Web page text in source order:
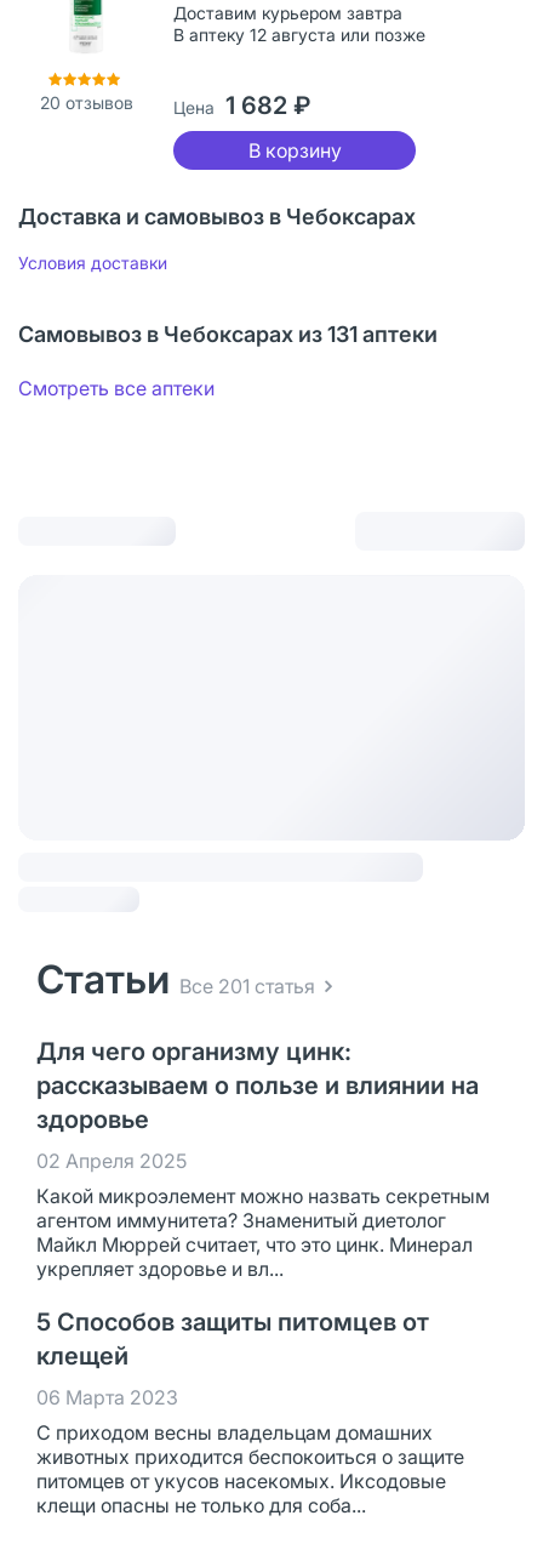
20 отзывов
Доставим курьером завтра
В аптеку 12 августа или позже
Цена 1 682 ₽
В корзину
Доставка и самовывоз в Чебоксарах
Условия доставки
Самовывоз в Чебоксарах из 131 аптеки
Смотреть все аптеки
Статьи Все 201 статья
Для чего организму цинк:
рассказываем о пользе и влиянии на
здоровье
02 Апреля 2025
Какой микроэлемент можно назвать секретным
агентом иммунитета? Знаменитый диетолог
Майкл Мюррей считает, что это цинк. Минерал
укрепляет здоровье и вл...
5 Способов защиты питомцев от
клещей
06 Марта 2023
С приходом весны владельцам домашних
животных приходится беспокоиться о защите
питомцев от укусов насекомых. Иксодовые
клещи опасны не только для соба...